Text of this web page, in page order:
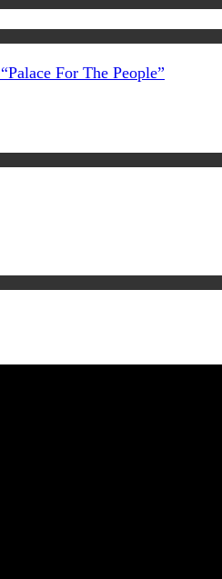
For The People”